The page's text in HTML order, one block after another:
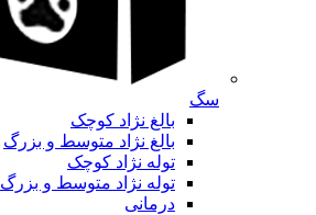
سگ
بالغ نژاد کوچک
بالغ نژاد متوسط و بزرگ
توله نژاد کوچک
توله نژاد متوسط و بزرگ
درمانی